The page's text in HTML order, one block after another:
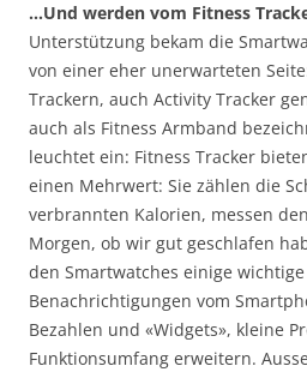
…Und werden vom Fitness
Unterstützung bekam die
von einer eher unerwarteten
Trackern, auch Activity Tracker
auch als Fitness Armband
leuchtet ein: Fitness Tracker
einen Mehrwert: Sie zählen die
verbrannten Kalorien, messen
Morgen, ob wir gut geschlafen
den Smartwatches einige
Benachrichtigungen vom
Bezahlen und «Widgets», kleine
Funktionsumfang erweitern.